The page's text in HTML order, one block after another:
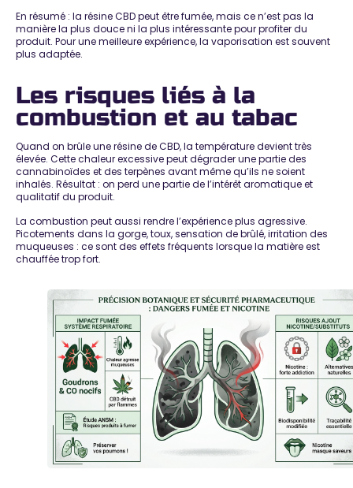
En résumé : la résine CBD peut être fumée, mais ce n’est pas la
manière la plus douce ni la plus intéressante pour profiter du
produit. Pour une meilleure expérience, la vaporisation est souvent
plus adaptée.
Les risques liés à la
combustion et au tabac
Quand on brûle une résine de CBD, la température devient très
élevée. Cette chaleur excessive peut dégrader une partie des
cannabinoïdes et des terpènes avant même qu’ils ne soient
inhalés. Résultat : on perd une partie de l’intérêt aromatique et
qualitatif du produit.
La combustion peut aussi rendre l’expérience plus agressive.
Picotements dans la gorge, toux, sensation de brûlé, irritation des
muqueuses : ce sont des effets fréquents lorsque la matière est
chauffée trop fort.